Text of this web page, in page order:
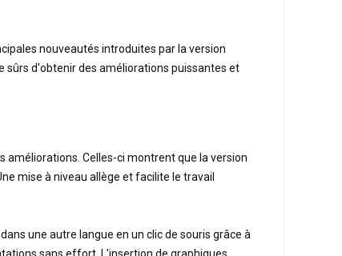
nouveautés introduites par la version
sûrs d'obtenir des améliorations puissantes et
améliorations. Celles-ci montrent que la version
mise à niveau allège et facilite le travail
une autre langue en un clic de souris grâce à
sans effort. L'insertion de graphiques